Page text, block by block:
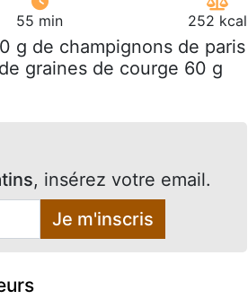
55 min 252 kcal
g de champignons de paris
graines de courge 60 g
, insérez votre email.
Je m'inscris